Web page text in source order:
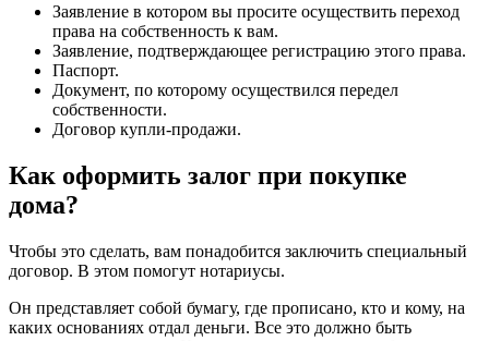
Заявление в котором вы просите осуществить переход
права на собственность к вам.
Заявление, подтверждающее регистрацию этого права.
Паспорт.
Документ, по которому осуществился передел
собственности.
Договор купли-продажи.
Как оформить залог при покупке
дома?
Чтобы это сделать, вам понадобится заключить специальный
договор. В этом помогут нотариусы.
Он представляет собой бумагу, где прописано, кто и кому, на
каких основаниях отдал деньги. Все это должно быть